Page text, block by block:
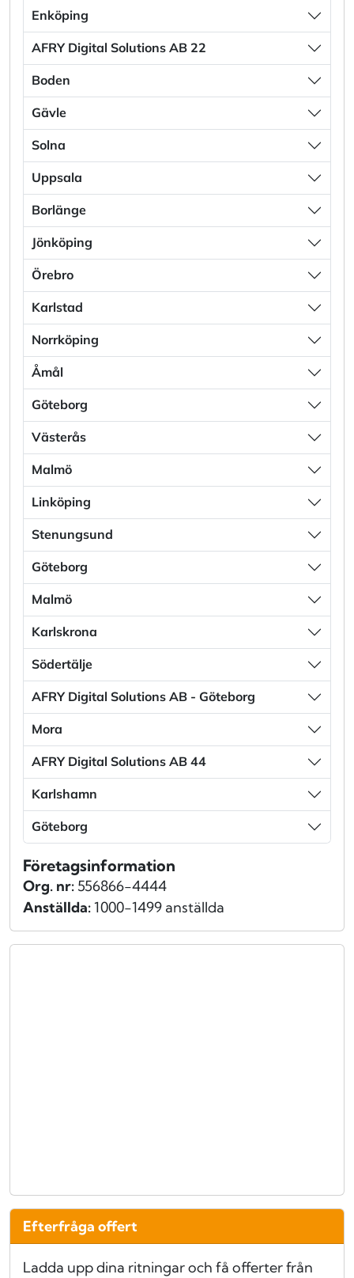
Enköping
AFRY Digital Solutions AB 22
Boden
Gävle
Solna
Uppsala
Borlänge
Jönköping
Örebro
Karlstad
Norrköping
Åmål
Göteborg
Västerås
Malmö
Linköping
Stenungsund
Göteborg
Malmö
Karlskrona
Södertälje
AFRY Digital Solutions AB - Göteborg
Mora
AFRY Digital Solutions AB 44
Karlshamn
Göteborg
Företagsinformation
Org. nr: 556866-4444
Anställda:1000-1499 anställda
Efterfråga offert
Ladda upp dina ritningar och få offerter från